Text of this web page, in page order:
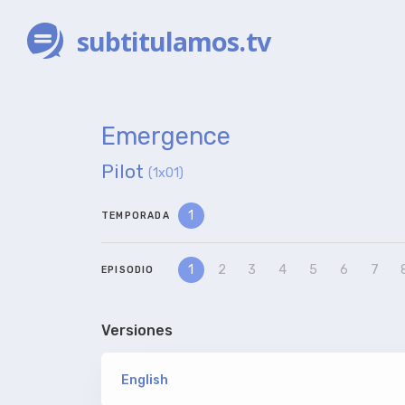
subtitulamos.tv
Emergence
Pilot (1x01)
TEMPORADA 1
EPISODIO 1 2 3 4 5 6 7
Versiones
English